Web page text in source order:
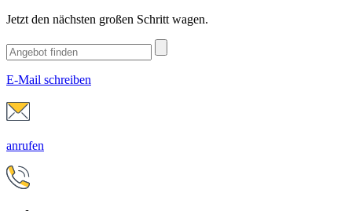
Jetzt den nächsten großen Schritt wagen.
E-Mail schreiben
anrufen